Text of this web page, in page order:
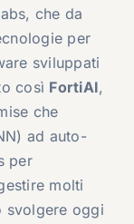
che da
per
sviluppati
così FortiAI,
che
ad auto-
per
molti
svolgere oggi